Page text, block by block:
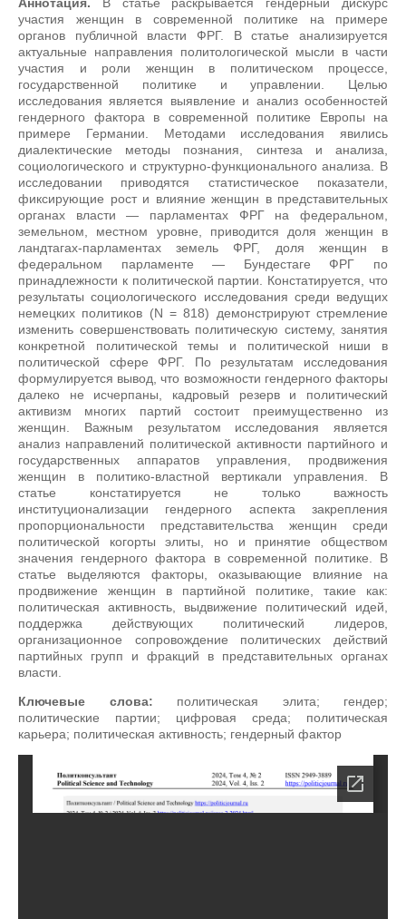
участия женщин в современной политике на примере
органов публичной власти ФРГ. В статье анализируется
актуальные направления политологической мысли в части
участия и роли женщин в политическом процессе,
государственной политике и управлении. Целью
исследования является выявление и анализ особенностей
гендерного фактора в современной политике Европы на
примере Германии. Методами исследования явились
диалектические методы познания, синтеза и анализа,
социологического и структурно-функционального анализа. В
исследовании приводятся статистическое показатели,
фиксирующие рост и влияние женщин в представительных
органах власти — парламентах ФРГ на федеральном,
земельном, местном уровне, приводится доля женщин в
ландтагах-парламентах земель ФРГ, доля женщин в
федеральном парламенте — Бундестаге ФРГ по
принадлежности к политической партии. Констатируется, что
результаты социологического исследования среди ведущих
немецких политиков (N = 818) демонстрируют стремление
изменить совершенствовать политическую систему, занятия
конкретной политической темы и политической ниши в
политической сфере ФРГ. По результатам исследования
формулируется вывод, что возможности гендерного факторы
далеко не исчерпаны, кадровый резерв и политический
активизм многих партий состоит преимущественно из
женщин. Важным результатом исследования является
анализ направлений политической активности партийного и
государственных аппаратов управления, продвижения
женщин в политико-властной вертикали управления. В
статье констатируется не только важность
институционализации гендерного аспекта закрепления
пропорциональности представительства женщин среди
политической когорты элиты, но и принятие обществом
значения гендерного фактора в современной политике. В
статье выделяются факторы, оказывающие влияние на
продвижение женщин в партийной политике, такие как:
политическая активность, выдвижение политический идей,
поддержка действующих политический лидеров,
организационное сопровождение политических действий
партийных групп и фракций в представительных органах
власти.
Ключевые слова: политическая элита; гендер;
политические партии; цифровая среда; политическая
карьера; политическая активность; гендерный фактор